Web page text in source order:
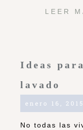
LEER
Ideas
lavado
enero 16, 2015
No todas las